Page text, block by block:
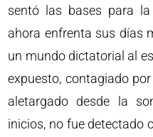
sentó las bases para
ahora enfrenta sus días
un mundo dictatorial al
expuesto, contagiado
aletargado desde la
inicios, no fue detectado